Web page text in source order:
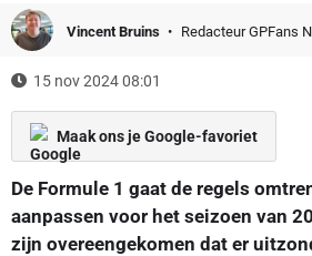
Vincent Bruins Redacteur GPFans
15 nov 2024 08:01
Maak ons je Google-favoriet
De Formule 1 gaat de regels
aanpassen voor het seizoen van
zijn overeengekomen dat er